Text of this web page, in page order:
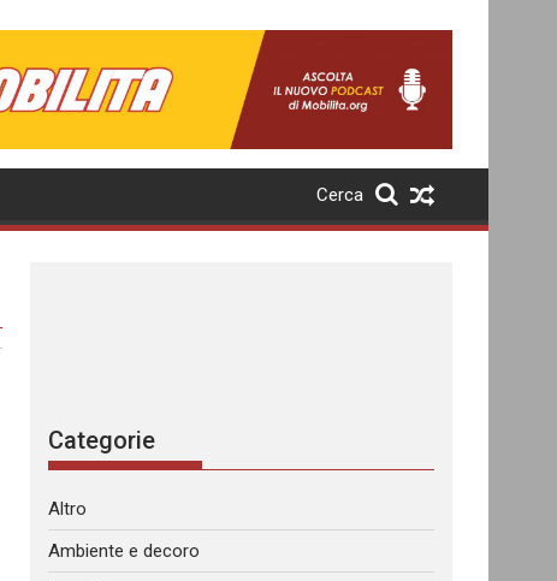
Cerca
Categorie
Altro
Ambiente e decoro